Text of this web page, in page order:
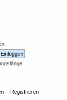
Registrieren